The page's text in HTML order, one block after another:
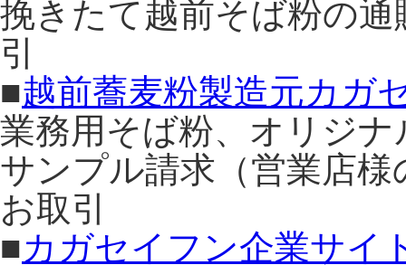
挽きたて越前そば粉の
引
■越前蕎麦粉製造元カガ
業務用そば粉、オリジ
サンプル請求（営業店
お取引
■カガセイフン企業サイ